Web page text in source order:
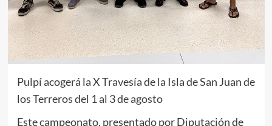
Pulpí acogerá la X Travesía de la Isla de San Juan de
los Terreros del 1 al 3 de agosto
Este campeonato, presentado por Diputación de